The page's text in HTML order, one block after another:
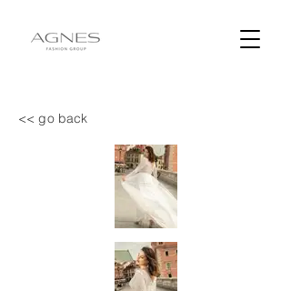
<< go back